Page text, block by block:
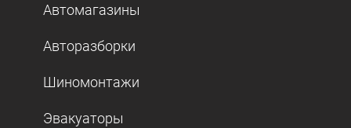
Автомагазины
Авторазборки
Шиномонтажи
Эвакуаторы